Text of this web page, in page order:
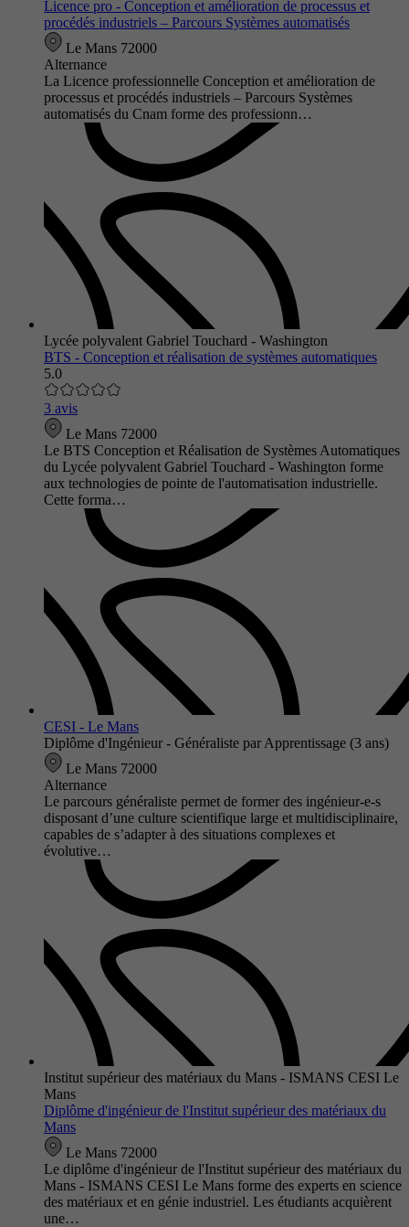
Licence pro - Conception et amélioration de processus et
procédés industriels – Parcours Systèmes automatisés
Le Mans 72000
Alternance
La Licence professionnelle Conception et amélioration de
processus et procédés industriels – Parcours Systèmes
automatisés du Cnam forme des professionn…
Lycée polyvalent Gabriel Touchard - Washington
BTS - Conception et réalisation de systèmes automatiques
5.0
3 avis
Le Mans 72000
Le BTS Conception et Réalisation de Systèmes Automatiques
du Lycée polyvalent Gabriel Touchard - Washington forme
aux technologies de pointe de l'automatisation industrielle.
Cette forma…
CESI - Le Mans
Diplôme d'Ingénieur - Généraliste par Apprentissage (3 ans)
Le Mans 72000
Alternance
Le parcours généraliste permet de former des ingénieur-e-s
disposant d’une culture scientifique large et multidisciplinaire,
capables de s’adapter à des situations complexes et
évolutive…
Institut supérieur des matériaux du Mans - ISMANS CESI Le
Mans
Diplôme d'ingénieur de l'Institut supérieur des matériaux du
Mans
Le Mans 72000
Le diplôme d'ingénieur de l'Institut supérieur des matériaux du
Mans - ISMANS CESI Le Mans forme des experts en science
des matériaux et en génie industriel. Les étudiants acquièrent
une…